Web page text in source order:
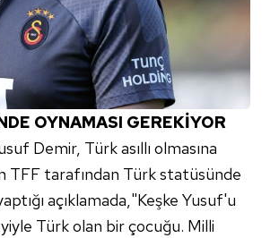
OYNAMASI GEREKİYOR
Demir, Türk asıllı olmasına
TFF tarafından Türk statüsünde
açıklamada,"Keşke Yusuf'u
Türk olan bir çocuğu. Milli